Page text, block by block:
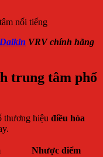
nối tiếng
VRV chính hãng
trung tâm phổ
thương hiệu điều hòa
Nhược điểm